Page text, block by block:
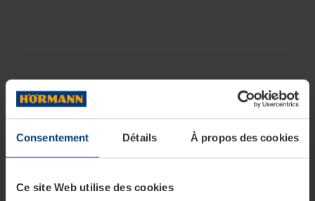
Consentement Détails À propos des cookies
Ce site Web utilise des cookies